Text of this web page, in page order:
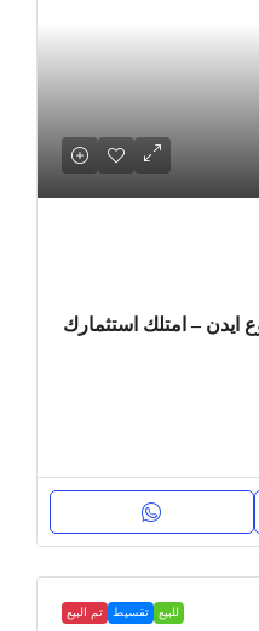
– امتلك استثمارك
للبيع تقسيط تم البيع